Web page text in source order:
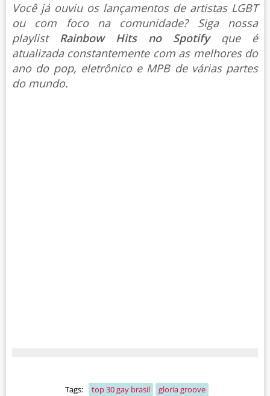
Você já ouviu os lançamentos de artistas LGBT
ou com foco na comunidade? Siga nossa
playlist Rainbow Hits no Spotify que é
atualizada constantemente com as melhores do
ano do pop, eletrônico e MPB de várias partes
do mundo.
Tags: top 30 gay brasil gloria groove